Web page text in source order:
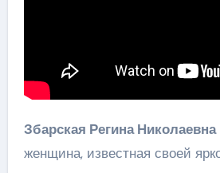
Збарская Регина Николаевна
женщина, известная своей